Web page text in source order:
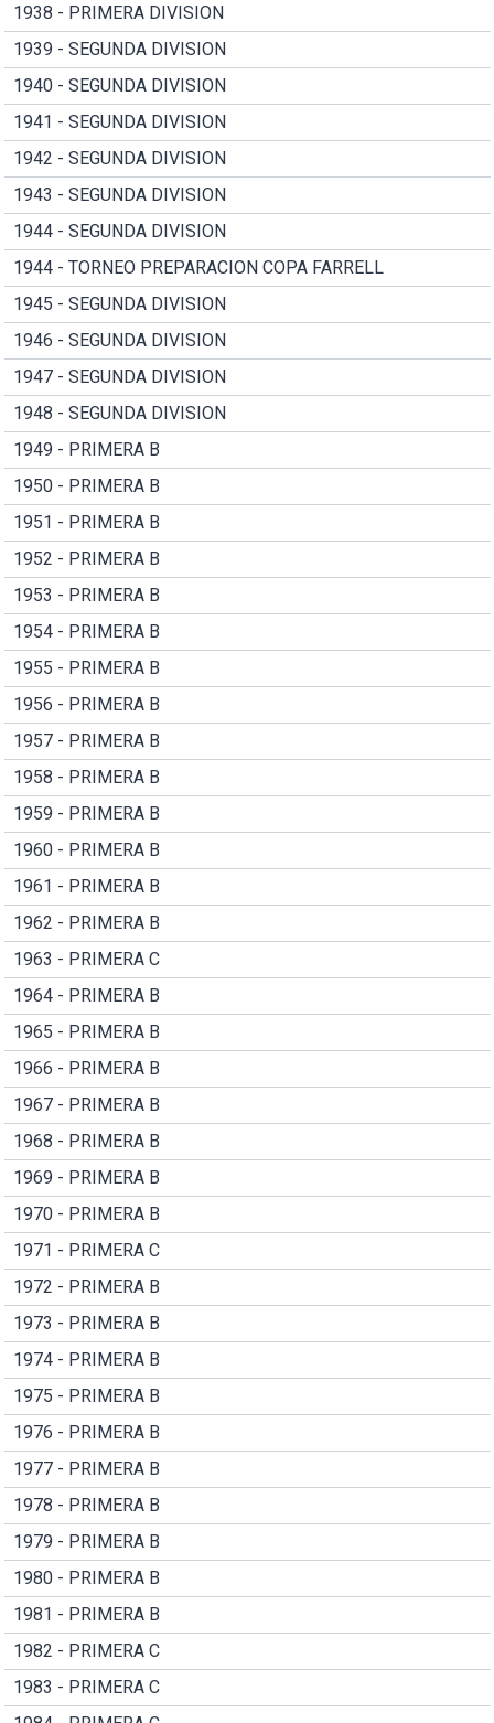
1938 - PRIMERA DIVISION
1939 - SEGUNDA DIVISION
1940 - SEGUNDA DIVISION
1941 - SEGUNDA DIVISION
1942 - SEGUNDA DIVISION
1943 - SEGUNDA DIVISION
1944 - SEGUNDA DIVISION
1944 - TORNEO PREPARACION COPA FARRELL
1945 - SEGUNDA DIVISION
1946 - SEGUNDA DIVISION
1947 - SEGUNDA DIVISION
1948 - SEGUNDA DIVISION
1949 - PRIMERA B
1950 - PRIMERA B
1951 - PRIMERA B
1952 - PRIMERA B
1953 - PRIMERA B
1954 - PRIMERA B
1955 - PRIMERA B
1956 - PRIMERA B
1957 - PRIMERA B
1958 - PRIMERA B
1959 - PRIMERA B
1960 - PRIMERA B
1961 - PRIMERA B
1962 - PRIMERA B
1963 - PRIMERA C
1964 - PRIMERA B
1965 - PRIMERA B
1966 - PRIMERA B
1967 - PRIMERA B
1968 - PRIMERA B
1969 - PRIMERA B
1970 - PRIMERA B
1971 - PRIMERA C
1972 - PRIMERA B
1973 - PRIMERA B
1974 - PRIMERA B
1975 - PRIMERA B
1976 - PRIMERA B
1977 - PRIMERA B
1978 - PRIMERA B
1979 - PRIMERA B
1980 - PRIMERA B
1981 - PRIMERA B
1982 - PRIMERA C
1983 - PRIMERA C